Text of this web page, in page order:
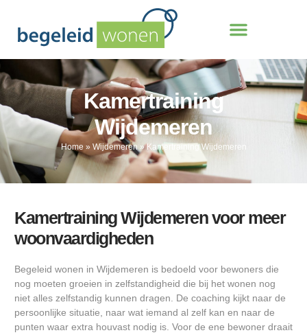
Kamertraining
Wijdemeren
Home » Wijdemeren»Kamertraining Wijdemeren
Kamertraining Wijdemeren voor meer
woonvaardigheden
Begeleid wonen in Wijdemeren is bedoeld voor bewoners die
nog moeten groeien in zelfstandigheid die bij het wonen nog
niet alles zelfstandig kunnen dragen. De coaching kijkt naar de
persoonlijke situatie, naar wat iemand al zelf kan en naar de
punten waar extra houvast nodig is. Voor de ene bewoner draait